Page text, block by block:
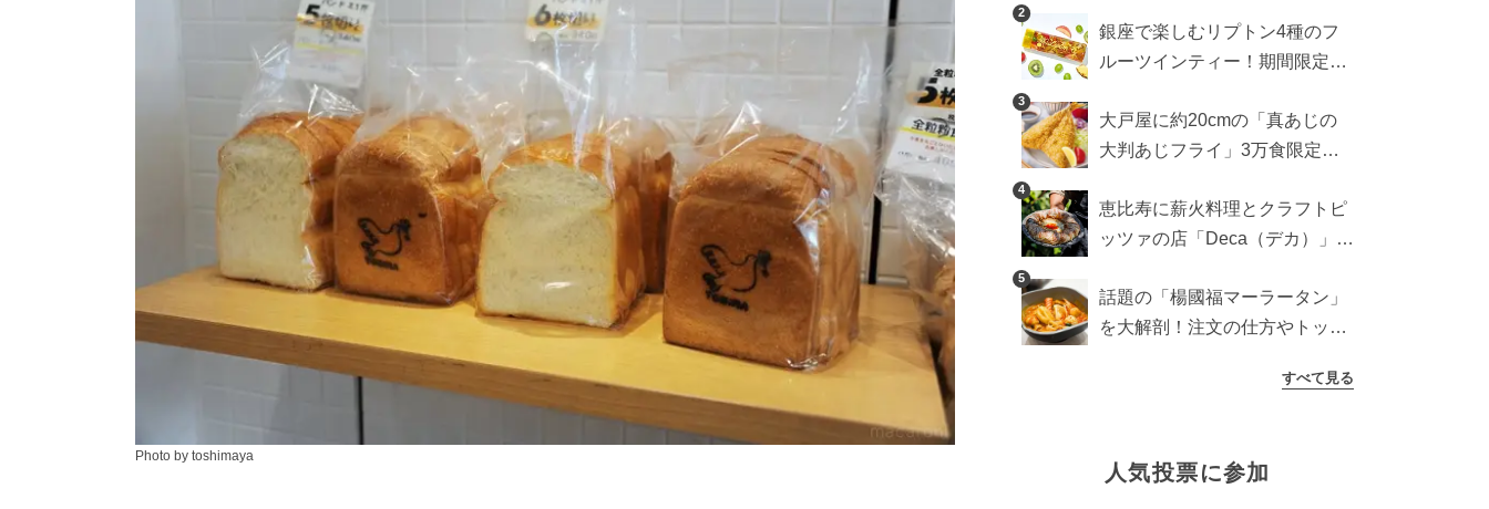
Photo by toshimaya
ーなどをご紹介
2
銀座で楽しむリプトン4種のフ
ルーツインティー！期間限定キ
3
大戸屋に約20cmの「真あじの
大判あじフライ」3万食限定で
メニュー
4
恵比寿に薪火料理とクラフトピ
ッツァの店「Deca（デカ）」が
ストラン
5
話題の「楊國福マーラータン」
を大解剖！注文の仕方やトッピ
すべて見る
人気投票に参加